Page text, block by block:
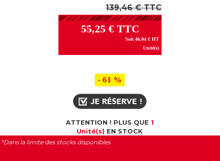
139,46 € TTC
55,25 € TTC
Soit 46,04 € HT
Unité(s)
- 61 %
ATTENTION ! PLUS QUE 1
Unité(s) EN STOCK
*Dans la limite des stocks disponibles